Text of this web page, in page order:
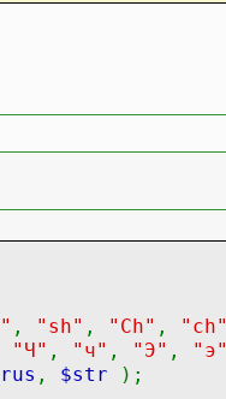
, "sh" , "Ch" , "ch"
"Ч" , "ч" , "Э" , "э"
, $str
);